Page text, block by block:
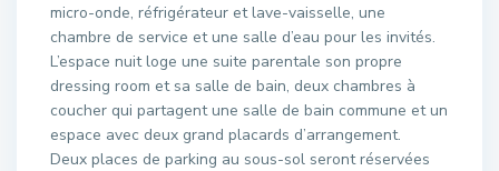
micro-onde, réfrigérateur et lave-vaisselle, une
chambre de service et une salle d’eau pour les invités.
L’espace nuit loge une suite parentale son propre
dressing room et sa salle de bain, deux chambres à
coucher qui partagent une salle de bain commune et un
espace avec deux grand placards d’arrangement.
Deux places de parking au sous-sol seront réservées